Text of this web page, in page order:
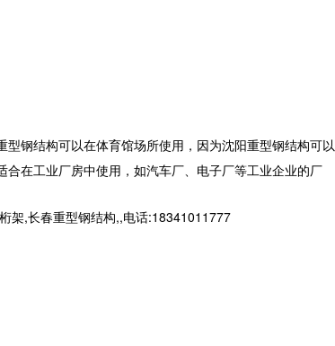
钢结构可以在体育馆场所使用，因为沈阳重型钢结构可以
在工业厂房中使用，如汽车厂、电子厂等工业企业的厂
架,长春重型钢结构,,电话:18341011777